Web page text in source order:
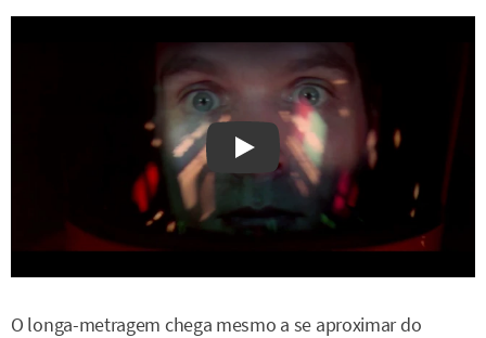
Watch on YouTube
O longa-metragem chega mesmo a se aproximar do